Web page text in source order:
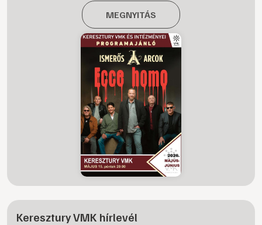
MEGNYITÁS
Keresztury VMK hírlevél